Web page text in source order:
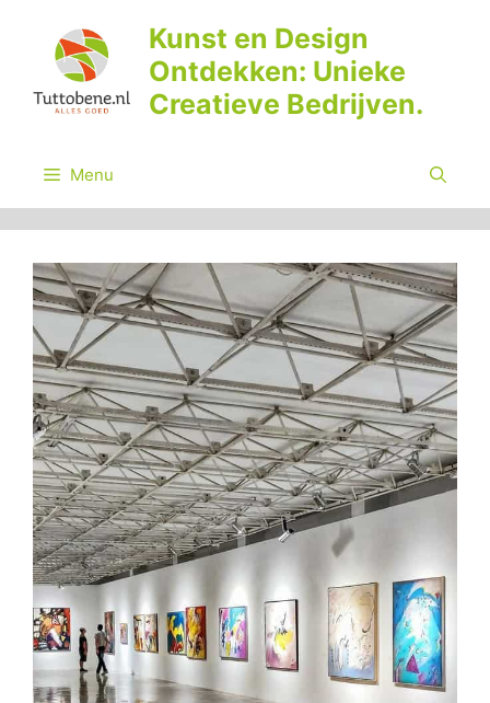
inhoud
Kunst en Design
Ontdekken: Unieke
Creatieve Bedrijven.
Menu